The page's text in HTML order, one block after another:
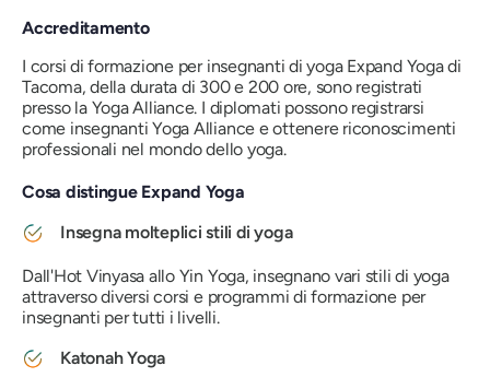
Accreditamento
I corsi di formazione per insegnanti di yoga Expand Yoga di
Tacoma, della durata di 300 e 200 ore, sono registrati
presso la Yoga Alliance. I diplomati possono registrarsi
come insegnanti Yoga Alliance e ottenere riconoscimenti
professionali nel mondo dello yoga.
Cosa distingue Expand Yoga
Insegna molteplici stili di yoga
Dall'Hot Vinyasa allo Yin Yoga, insegnano vari stili di yoga
attraverso diversi corsi e programmi di formazione per
insegnanti per tutti i livelli.
Katonah Yoga